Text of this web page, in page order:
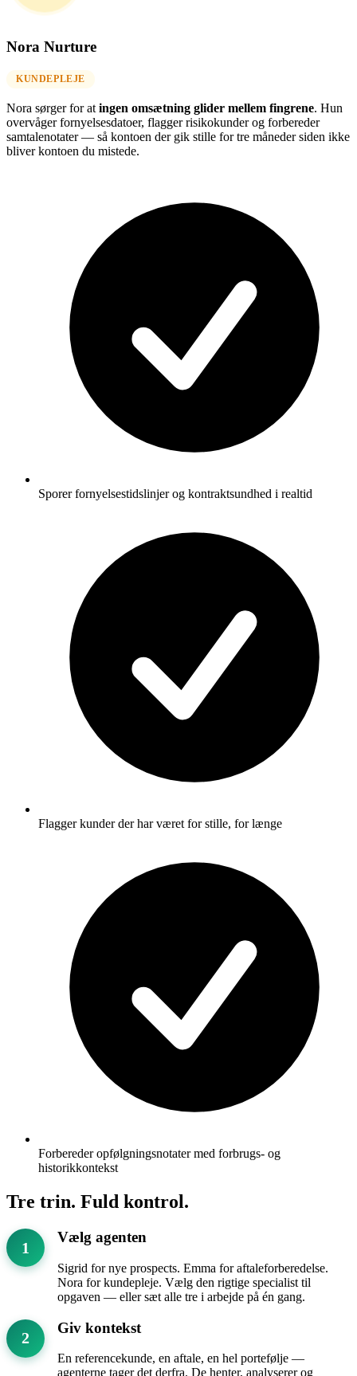
Nora Nurture
KUNDEPLEJE
Nora sørger for at ingen omsætning glider mellem fingrene. Hun
overvåger fornyelsesdatoer, flagger risikokunder og forbereder
samtalenotater — så kontoen der gik stille for tre måneder siden ikke
bliver kontoen du mistede.
Sporer fornyelsestidslinjer og kontraktsundhed i realtid
Flagger kunder der har været for stille, for længe
Forbereder opfølgningsnotater med forbrugs- og
historikkontekst
Tre trin. Fuld kontrol.
1
Vælg agenten
Sigrid for nye prospects. Emma for aftaleforberedelse.
Nora for kundepleje. Vælg den rigtige specialist til
opgaven — eller sæt alle tre i arbejde på én gang.
2
Giv kontekst
En referencekunde, en aftale, en hel portefølje —
agenterne tager det derfra. De henter, analyserer og